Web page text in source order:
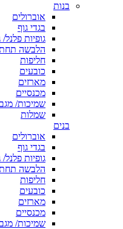
בנות
אוברולים
בגדי גוף
גופיות
הלבשה
חליפות
כובעים
מארזים
מכנסיים
שמיכות/
שמלות
בנים
אוברולים
בגדי גוף
גופיות
הלבשה
חליפות
כובעים
מארזים
מכנסיים
שמיכות/